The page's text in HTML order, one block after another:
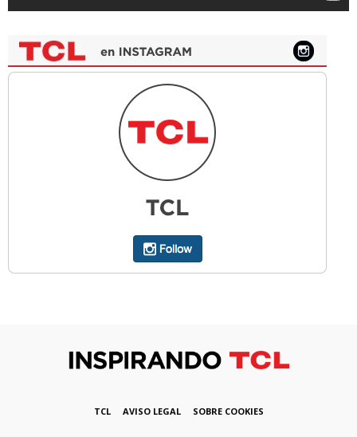
TCL AVISO LEGAL SOBRE COOKIES